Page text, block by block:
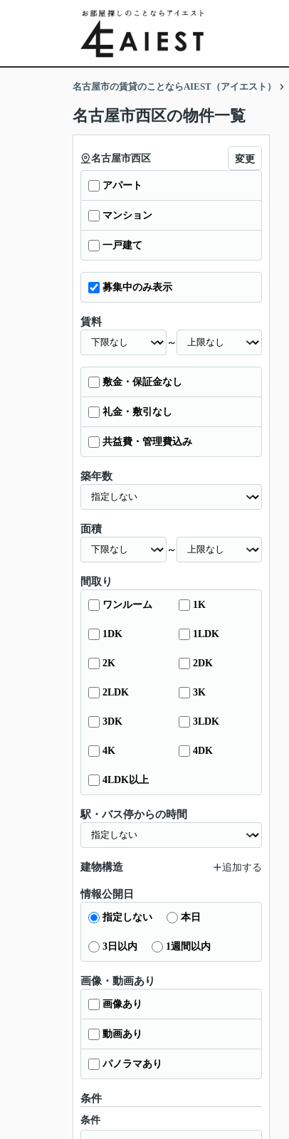
名古屋市の賃貸のことならAIEST（アイエスト）
名古屋市西区の物件一覧
名古屋市西区 変更
アパート
マンション
一戸建て
募集中のみ表示
賃料
～
敷金・保証金なし
礼金・敷引なし
共益費・管理費込み
築年数
面積
～
間取り
ワンルーム 1K
1DK 1LDK
2K 2DK
2LDK 3K
3DK 3LDK
4K 4DK
4LDK以上
駅・バス停からの時間
建物構造 追加する
情報公開日
指定しない 本日
3日以内 1週間以内
画像・動画あり
画像あり
動画あり
パノラマあり
条件
条件